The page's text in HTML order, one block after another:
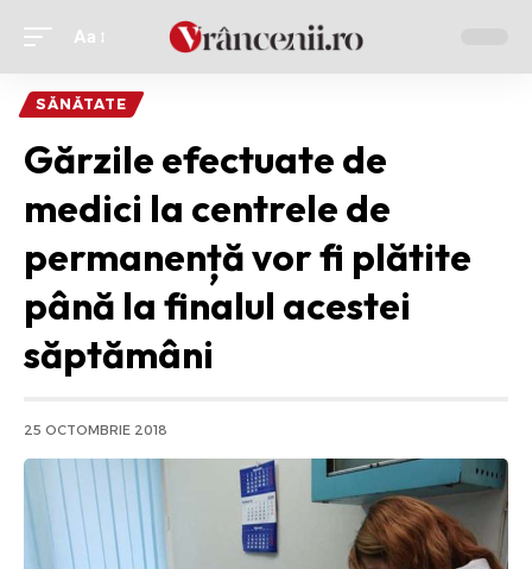
Ajustor
font
Aa
SĂNĂTATE
Gărzile efectuate de
medici la centrele de
permanență vor fi plătite
până la finalul acestei
săptămâni
25 OCTOMBRIE 2018